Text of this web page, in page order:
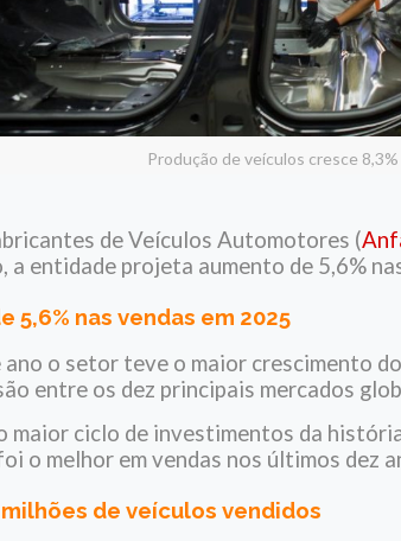
Produção de veículos cresce
de Veículos Automotores (
a entidade projeta aumento de 5,6%
nas vendas em 2025
o setor teve o maior crescimento
entre os dez principais mercados
maior ciclo de investimentos da
o melhor em vendas nos últimos dez
de veículos vendidos